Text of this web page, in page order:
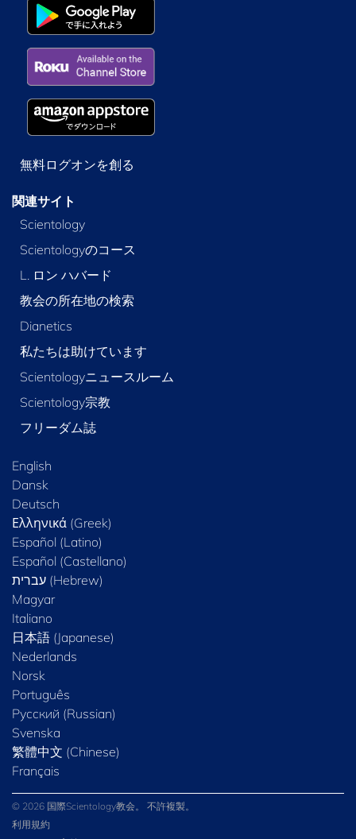
無料ログオンを創る
関連サイト
Scientology
Scientologyのコース
L. ロン ハバード
教会の所在地の検索
Dianetics
私たちは助けています
Scientologyニュースルーム
Scientology宗教
フリーダム誌
English
Dansk
Deutsch
Ελληνικά (Greek)
Español (Latino)
Español (Castellano)
Magyar
Italiano
日本語 (Japanese)
Nederlands
Norsk
Português
Русский (Russian)
Svenska
繁體中文 (Chinese)
Français
© 2026 国際Scientology教会。 不許複製。
利用規約